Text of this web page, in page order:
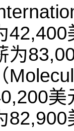
为
82,900